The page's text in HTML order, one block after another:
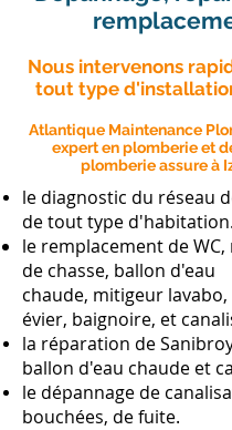
Nous intervenons
tout type
Atlantique Maintenance
expert en plomberie et
plomberie assure à
le diagnostic du réseau
de tout type d'habitation.
le remplacement de
de chasse, ballon d'eau
chaude, mitigeur
évier, baignoire, et
la réparation de
ballon d'eau chaude et
le dépannage de
bouchées, de fuite.